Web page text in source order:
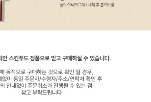
인 스킨푸드 정품으로 믿고 구매하실 수 있습니다.
목적으로 구매하는 것으로 확인 될 경우,
없이 동일 주문자/수령자/주소/연락처 확인 후
안내없이 주문취소가 진행될 수 있는 점
참고 부탁드립니다